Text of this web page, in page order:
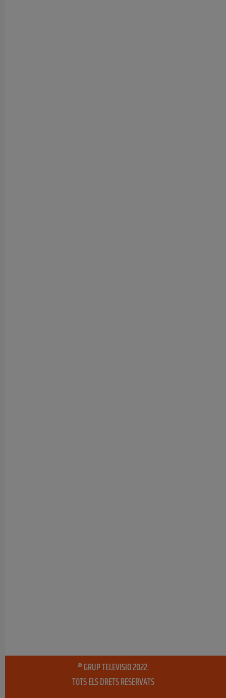
® GRUP TELEVISIO 2022.
TOTS ELS DRETS RESERVATS